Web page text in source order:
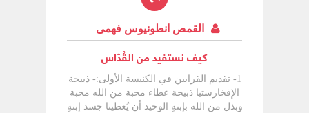
القمص انطونيوس فهمى
كيف نستفيد من القُدّاس
1- تقديم القرابين فىِ الكنيسة الأولى:- ذبيحة الإفخارستيا ذبيحة عطاء محبة من الله محبة وبذل من الله بإبنهِ الوحيد أن يُعطينا جسد إبنهِ ودمهُ لنأكُل ونشرب لذلك هو عطيّة حُب عطيّة محبة الله الآب لأولادهُ وإن لم نفهم ما معنى عطيّة المحبة لا نستطيع أن نتفاعل معهُ بنفس المحبة لابُد أن نُقدّم لهُ شىء بنفس المستوى هو قدّم لنا نفسهُ فلابُد أن نُقدّم نحنُ أنفُسنا أيضاً لهُ فىِ القُدّاس لذلك لابُد أن يكون لنا إشتراك فىِ القرابين أباءنا وأجدادنا كانوا أنشط منّا فىِ تلك الحركة كانوا دائماً يأتون بتقدمات للكنيسة لذلك نقول فىِ القُدّاس " إذُكر يارب الذين قدّموا هذهِ القرابين والذين قُدّمت عنهُم والذين قُدّمت بواسطتهِم " أى لا أضع أموال فىِ صندوق الكنيسة بل أحضِر أفخم أنواع الدقيق وأطلُب تقديم الحمل منهُ تقدُمات محبة بوعى وأبُادلهُ محبة بمحبة وأقُدّم لهُ ذاتىِ الحمل أمام الأب الكاهن يكون صحيح ولكنّهُ يكسرهُ لأننّا نأخُذ جسد مكسور " جسدىِ الذى يكُسر عنكُم " لابُد أن يتجزّأ أولاً حتى يُثبت أنّهُ جسد مكسور من أجلنا أيضاً الدم الذى فىِ الكأس ليس دم فىِ أوردة وشرايين بل دم مسفوك " دمىِ الذى يُسفك عن كثيرين " فماذا يكون تفاعُلنا مع الجسد المكسور والدم المسفوك لابُد أن نُقدّم ذواتنا وأمور من عندنا آباء الكنيسة الأولى كانوا يُفضلّون أن يشتركوا فىِ تقديم القرابين لذلك فىِ مرد قبلّوا بعضكُم بعضاً نقول " تقدّموا تقدّموا على هذا الرسم " بينما الصح هو " قدّموا قدّموا على هذا الرسم " قدّموا وليس تقدّموا تقدّموا تعنىِ دخولنا الهيكل لنأخُذ الجسد والدم ولكن المقصود هُنا قدّموا أنتُم القرابين هذا يُعطينا إحساس حُب أعلى بيننّا وبينّهُ فىّ العهد القديم يقول " لا يظهر أمامىِ أحد فارغاً " " توفى النذور لك يا الله فىِ صهيون " الله يُحب التقدمات " يُقدّمون على مذابحك العجول " الآن فىِ العهد الجديد توجد تقدُمات والكنيسة تطلُب عن المُهتمين بالصعائد وبالستور والنذور وكُتب القراءة وأوانىِ المذبح لأنّهُم عارفين مشاعر الحب إتجاه الله إذاً لابُد أن نظهر أمام الله بشىء قديماً كان الفقير أو الغنىِ لابُد أن يظهر أمامهُ بشىء لذلك نُصلّىِ " أصحاب القليل وأصحاب الكثير الخفيات والظاهرات الذين يُريدون أن يُقدّموا وليس لهُم أعطِهم يارب الباقيات عِوضاً عن الفانيات السمائيات عِوض الأرضيات الأبديات عِوض الزمنيات بيوتهُم ومخازنهُم إِملأها من كُل الخيرات " الكنيسة تؤمن أنّهُم يأتون بعطايا محبتهُم والكنيسة لا تؤمن بقبول عطايا الخُطاة إذا كان هُناك إنسان ردىء السيرة وجاء للكنيسة ليُقدّم تقدمة الكنيسة ترفُضها لأنّها عطيّة محبة تُعبرّ عن مشاعر توبة تُرجمِت فىِ هدية " لأنّ زيت الخاطىء لا يدهن رأسىِ " نعم أنا خاطىء لكنّىِ رافض الخطيّة يوجد فرق بين خاطىء يتوب وخاطىء مُصرّ على خطيتهُ ومُتلذّذ بِها بولس الرسول فىِ رسالتةُ لأهل كورنثوس لمس فيهُم ذلك فقال لهُم " المُعطىِ المسرور يُحبهُ الرب " وقال أيضاً " إنّ الله لا يُريد مالك بل يُريد إيّاك " أى أنّ الله لا يُريد أشياء منك بل هو يُريدك أنت يُريد قلبك ومشاعرك لذلك تقدمة الكنيسة تقدمة مشاعر لذلك أيضاً مدح الله المرأة ذات الفلسين نعم هى كانت أقل قيمة من غيرها لكنّها أعظم من ناحية المشاعر والحُب المُهم أنّ الإنسان يُعطىِ هدية لها معنى أكبرفلابُد أن نتبادل ذبيحة المحبة بمحبة لذلك الكنيسة تؤمن أنّ هذهِ العطايا عطايا محبة وتوبة لذلك يقول الكاهن فىِ صلاة سرّية " عِوضهُم عن هداياهُم بمغفرة خطاياهُم " لأنّهُ واثق أنّهُم قدّموها بقلوب تائبة وبقلوب مُشتاقة طقس التقدمة فىِ الكنيسة الأولى طقس مُهم نحنُ نتحد بهِ ونأخُذهُ ونأكُلهُ فلابُد أن يكون لنا إِتحاد مع المذبح نضع قلوبنا وحياتنا داخل الصينية والكأس نُريد أن نُشاركهُ آلامهُ وأنّهُ لنا فىِ هذهِ الذبيحة فىِ كياننا فنُصبح نحنُ الإثنان ذبيحة واحدة لذلك يقول أنّهُ يعتبرنا قُربان لهُ وهو يُقدّم نفسهُ قُربان عنّا " رفع قديسيه إلى العلاء وأعطاهُم قُربان لأبيهِ " القديس أغناطيوس وهو ذاهب للتعذيب حاول شعبهُ أن يمنعهُ فقال لهُم " إجعلونىِ أطُحن من أجل الله لأصُبح خُبزه لهُ " هو كُسر لأجلىِ وأنا أرُيد أن أكُسر لأجلهُ " وتقديم الأثمار التى قُدّمت لك رائحة لذيذة " 0 2- إرتداء الملابس الكهنوتية:- أول شىء فىِ القُدّاس هو إرتداء الكاهن والشمامسة ملابس الخدمة الخاصة بالمذبح لماذا يلبس الكاهن والشمامسة ملابس خاصة بالمذبح ؟هذهِ ملابس مُقدّسة للخدمة فىِ سفر زكريا كان يوجد كاهن يُدعى يهوشع وهو فىِ عصر الرجوع من السبى مع زروبابل سنة 537 ق0م جاء مع الشعب من بابل لأورشليم وأراد الله أن يبدأ مع الشعب عهد جديد فطلب من يهوشع أن يخلع عنهُ الثِياب القذرة ليُلبسهُ ثِياب مُقدّسة مُطرّزة نبّوة عن أنّ الله يُريد من الكاهن أن يخلع ثيابهُ ليلبس ثِياب مُقدّسة أى يخلع خطاياهُ وشخصيتهُ الخاصة ويلبس ثياب بر المسيح بعدما كُل كاهن كان مُميز عن غيرهُ وعن الشمامسة أصبح الكُل مُتوحدّ والكُل واحد والكُل أبيض فىِ تناسُق أمام الله خلعوا ذواتهُم ولبسوا بر الله وكأنّ الكاهن يُريد أن يتغيّر عن نفسهُ وعن رِتم حياتهُ وذاتهُ ويلبس حُلّة من الله بهيّة تليق بِبهائهُ يلبس المسيح لأنّهُ ليس لنا بر نقف بهِ أمامهُ لكن لو لمسناه مُمكن نقف أمامهُ وكأننّا نُريد أن نتغيرّ عن أنفُسنا ونختفىِ فيهِ ونرتديهِ هو ثياب الكهنوت بيضاء إشارة للطهارة والنقاوة والبرّ الكاهن يرشم نفسهُ بعلامة الصليب والكُل يمسك التوانىِ على يدهُ ثُمّ يقوم بعمل الثلاث رشومات وهى " مُبارك الله الآب ضابط الكُل مُبارك الإبن الوحيد مُبارك الروح القُدّس " هكذا يقول الكاهن وهذهِ الرشومات تُستخدم لتقديس الماء والزيت ليحمل قوة الثالوث الأقدس حتى فىِ سر الزيجة تُقال الثلاث تقديسات على خاتم الزيجة ليحلّ عليهِ الروح القُدّس يعمل الكاهن على ملابس الخدمة الثلاثة رشومات ليُقدّسها بقوة الثالوث أثناء إرتداء الكاهن والشمامسة ملابس الخدمة يُصلّىِ الكاهن والشمامسة مزمورى 30، 93 " أعُظمك يارب مز 30 " ، " الرب قد ملك مز 93 " لأنّهُم فرحين بالخدمة ومن علامات الفرح التسبيح وأيضاً يستعطفون الله ويشكروهُ على عطاياه لأنّهُ شملهُم بثياب برّهُ لذلك رنّموا " أعُظّمك يارب لأنّك إحتضنتنىِ ولم تُشمت بىِ أعدائىِ فىِ العشاء يحل البُكاء وفىِ الصباح السرور حّولت نوحىِ إلى فرح منطقتنىِ سروراً " يُسبّح الله على شِمولهُ وعطاياهُ ونِعمهُ وكأنّ الكاهن يُريد أن يقول للّه أنت حّوطتنىِ بمسرّة " الرب قد ملك لبس الجلال لبس القوة " يشعُر الكاهن أنّ هذه الثياب هى جلال الله وقوة الله وعظمتهُ ومُلكهِ إعتراف بالجميل جميل الله عليه وإِحساس بالتغيير عن الذات لقد أصبح الآن مُمثلّ الحضرة الإلهيّة ومن ضمن الطغمات السمائيّة لابس برّ المسيح وبهائهُ لذلك لابُد أن تكون ملابس الخدمة طويلة تستُر الكاهن كُلّهُ أى تشملهُ بكاملهِ وتحتويهِ حتى لا يظهر منهُ شىء أى صار فيهِ فلا تظهر صفاتهُ الشخصيّة ولا طبيعتهُ بل يظهر المسيح فقط لذلك يصير خُدّام المذبح كآلات فىِ يد الله ويد الروح القُدّس يعزف عليها0 3- صلوات الإستعداد:- بعد أن يرتدىِ خُدّام المذبح ملابس الخدمة يسجُد الكاهن أمام المذبح وتكون الأوانىِ المُقدّسة والمفارش مصرورة فىِ منديل كبير ومربوطة بخمس عُقد طرفا المنديل يُعقدا عُقدتان ثُمّ الطرفان الآخران يُعقدا ثلاث عُقد فوقهُما فيُصبح عدد العُقد خمسة يقف الكاهن أمام الأوانىِ المُقدّسة ولفائف المذبح المصرورة بالخمس عُقد ويرشم نفسهُ بعلامة الصليب ويقول الثلاث رشومات " مُبارك الله الآب ضابط الكُل " ويفُك عقدة من الثلاثة العُليّا ثُمّ " مُبارك الإبن الوحيد " ويفُك العقدة الثانية ثُمّ " مُبارك الروح القُدّس " ويفُك العُقدة الثالثة وبذلك يكون قد فكّ الثلاث عُقد لطرفا المنديل ثُمّ يقول" مجداً وإكراماً إكراماً ومجداً " وهو يفُك عُقدتا الطرفان الآخران للمنديل وبذلك يكون قد فكّ الخمس عُقد قبل فك العُقد يقول هذهِ الصلاة " أيّهُا الرب العارف قلب كُل واحد القدّوس المُستريح فىِ قديسيهِ الذى بلا خطيّة القادر على مغفرة الخطايا أنت يا سيدّى تعلم إنّىِ غير مُستحق ولا مُستعد ولا مُستوجب لهذهِ الخدمة المُقدّسة التى لك وليس لى وجة أن أقترب وأفتح فمىِ أمام مجدك المُقدّس ( عِبارات كُلّها تضرُّع ) بل ككثرة رأفاتك إغفر لى أنا الخاطىء وإمنحنىِ رحمة فىِ هذهِ الساعة " ( ثُمّ يفُك الأوانىِ المصرورة ويقول ) " إرسل لى قوة من العلاء لكى أبتدىء وأهُيىء وأكُملّ خدمتك المُقدّسة كما يرضيك كمسرّة إرادتك رائحة بخور نعم يا سيدنا كُن معنا إشترك فىِ العمل معنا باركنا لأنّك أنت هو غُفران خطايانا وضِياء أنفُسنا وحياتنا وقوّتنّا ودالّتنا وأنتِ الذى نُرسل لك المجد والإكرام والسجود أيّهُا الآب والإبن والروح القُدّس الآن وكُل أوان وإلى دهر الدهور آمين " يفرش الكاهن المذبح باللفائف ويضع المفرش الذى يُغطىِ بهِ ( إبروسفارين ) خلف المذبح ويُعدّ الأوانىِ يضع اللفائف مُمكن 8 ، ممُكن 12 حسب العدّة 00كما كانت العُلّية التى لمارمرقس كانت مفروشة ومُعدّة هكذا المذبح أصبح مفروش ومُعدّ لإستقبال المسيح توضع لفافة على هيئة مُثلّث فوق الصينيّة الحاملة فوقها صليب يرمُز للنجم ويعمل مُثلّثين عكس بعضهُما ليُصبح منظر الصينيّة وهى مُغطّاه وبِها فجوة وعليها النجم رمز للمغارة التى وُلد بِها المسيح الكنيسة فىِ القُدّاس تستحضر المسيح وتأتىِ بتفاصيل حياتهُ وكأنّها تحدُث الآن لذلك نشعُر أننّا فىِ المزود وأننّا فىِ بيت لحم وأننّا فىِ الجُلجُثة وفىِ القيامة هكذا عِشنا معهُ مراحلةُ لذلك يُقال فىِ القُدّاس كلمة جميلة كُلّها مهابة " وفيما نحنُ أيضاً نصنع ذكرى آلامهِ المُقدّسة وقيامتهِ من الأموات وصعودهِ إلى السموات وجلوسهِ عن يمينك أيّهُا الآب وظهورهِ الثانىِ الآتىِ من السموات المخوف المملوء مجداً نُقرّب لك قرابينك من الذى لك على كُل حال ومن أجل كُل حال وفىِ كُل حال " نستحضر المسيح فىِ كُل أحداثهُ أجمل ما فىِ القُدّاس أنّك تشعُر أنّك أمام المسيح فىِ بيت لحم وأمام المسيح المُعمدّ فىِ الأردُن وأمامهُ فىِ الجُلّجُثة وأمامهُ وهو قائم مُنتصر حتى رش الماء فىِ نهاية القُدّاس يُشير لصعود المسيح ومُباركتهُ لتلاميذهُ الشمامسة يُرتلّون أثناء الإستعداد لحن البركة وهو لحن إيقاعىِ كما فىِ التعبير العسكرىِ يوجد مارش إستعداد لحدث مُهم هكذا هذا اللحن إستعداد لحدث هام وهو قدوم المسيح على المذبح لحن إيقاعىِ هزّتين وهزّة يسحب القلب ويُعطىِ الإنسان إيحاء بالإستعداد أو إستقبال شخص هام كالأسقُف أو البطريرك أى إعلان عن قدوم شىء مُفرح لابُد أن يكون لنا أثناء اللحن صلوات داخل القلب إستعداداً لإستقبالهِ فنحنُ أمام عُليّة مفروشة ومُعدّة لإستقبال المسيح فلابُد أن أفرش قلبىِ وذهنىِ الذهن بالذات إذا كان غير مُستعد فكيف يشعُر بقيمة الضيف القادم ؟وكأننّا فىِ عُليّة صهيون والمسيح سيجتمع معنا فكيف نُعدّ لهُ أذهاننا وقلوبنا نحنُ نعترف لهُ أننّا مُحتاجين لهُ لذلك يقول الكاهن " إنّما يارب علّمنا هذا السر العظيم الذى للخلاص أنت دعوتنا نحنُ عبيدك الأذلاّء غير المُستحقين أن نكون خُدّام لمذبحك المُقدّس أنت يا سيدنا إجعلنا مستوجبين بقوة روحك القدّوس أن نُكملّ هذهِ الخدمة لكى بغير وقوع فىِ دينونة أمام مجدك العظيم نُقدّم لك صعيدة البركة مجداً وعِظم بهاء فىِ قُدسك اللّهُم مُعطىِ النعمة مُرسل الخلاص الذى يفعل كُل شىء لكُل أحد إعطِ يارب أن تكون مقبولة أمامك ذبيحتنا عن خطاياى وجهالات شعبك لأنّها طاهرة كموهبة روحك القدوس بالمسيح يسوع ربنا هذا الذى ينبغىِ لك معهُ المجد والكرامة والسجود الآن وكُل أوان وإلى دهر الدهور آمين " الكنيسة تعتبر الكاهن هو المسئول لأنّهُ عارف أكثر من الشعب ، لذلك تُعطى الكاهن لقب " خطاياى " والشعب " جِهالات " لأنّهُ أكثر معرفة صلاة كُلّها إنسحاق وخشوع وتضرُّع 0 4- صلوات السواعىِ:- مزامير الأجبية مزامير تحمل تسابيح ونبّوات فنحنُ نتهللّ للحمل القادم فنُسبّح لهُ وأيضاً نتذّكر ما قيل عنهُ من نبّوات المزامير تُقال للحمل لذلك لابُد أن تُقال والحمل